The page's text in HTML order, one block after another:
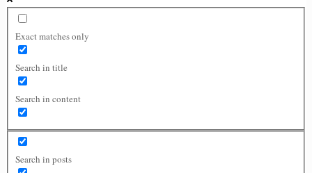
Exact matches only
Search in title
Search in content
Search in posts